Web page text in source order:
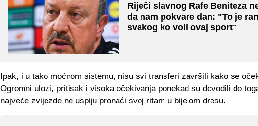
Riječi slavnog Rafe Beniteza
da nam pokvare dan: "To je
svakog ko voli ovaj sport"
Ipak, i u tako moćnom sistemu, nisu svi transferi završili kako se
Ogromni ulozi, pritisak i visoka očekivanja ponekad su dovodili do
najveće zvijezde ne uspiju pronaći svoj ritam u bijelom dresu.